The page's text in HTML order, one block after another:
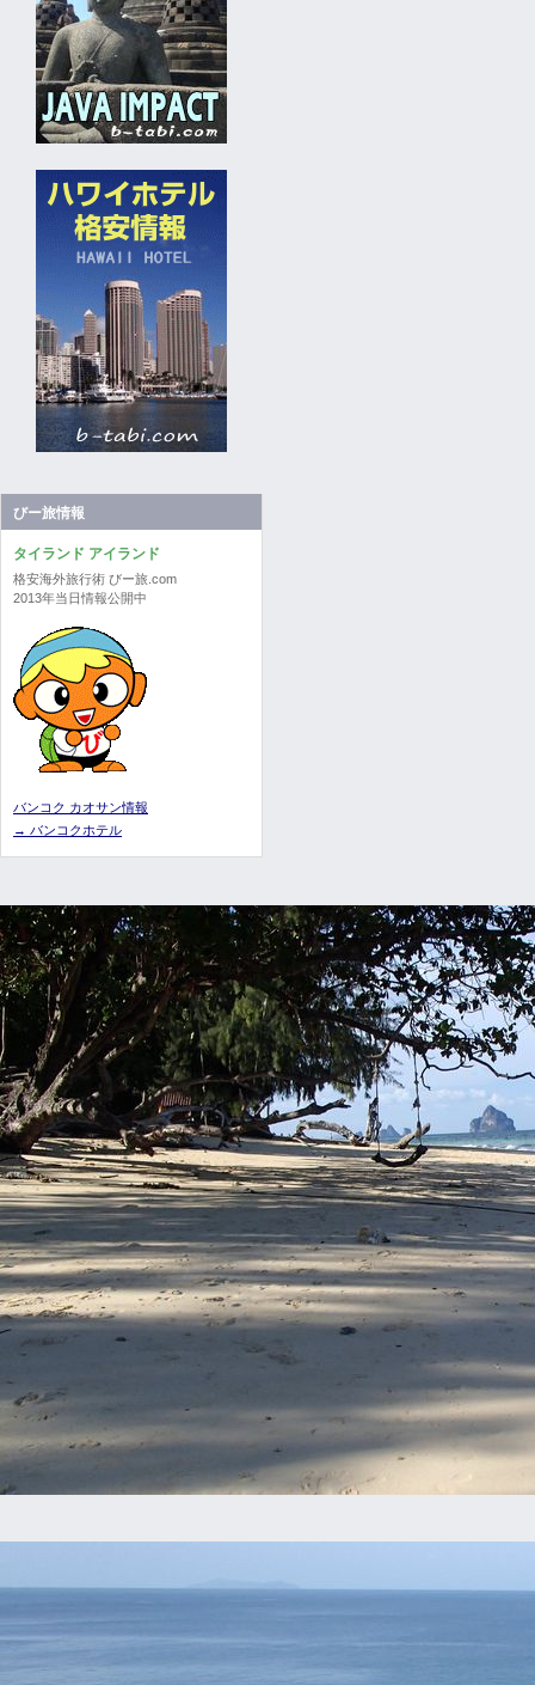
びー旅情報
タイランド アイランド
格安海外旅行術 びー旅.com
2013年当日情報公開中
バンコク カオサン情報
→ バンコクホテル